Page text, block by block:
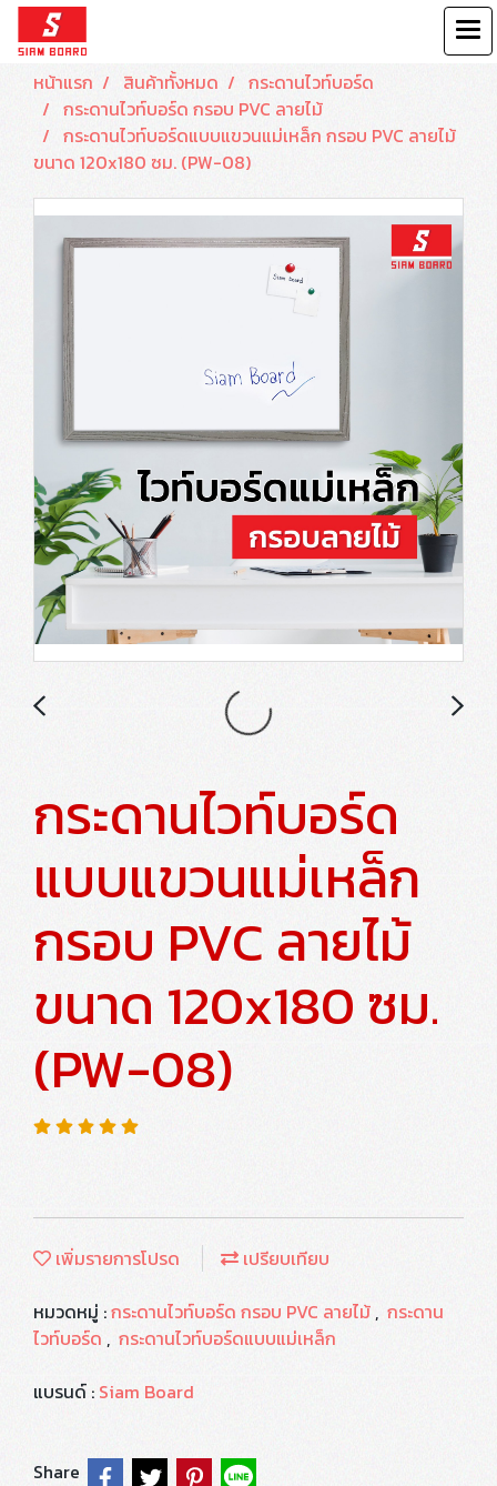
หน้าแรก สินค้าทั้งหมด
กระดานไวท์บอร์ด
กระดานไวท์บอร์ด กรอบ PVC ลายไม้
กระดานไวท์บอร์ดแบบแขวนแม่เหล็ก กรอบ PVC ลายไม้
ขนาด 120x180 ซม. (PW-08)
กระดานไวท์บอร์ด
แบบแขวนแม่เหล็ก
กรอบ PVC ลายไม้
ขนาด 120x180 ซม.
(PW-08)
เพิ่มรายการโปรด
เปรียบเทียบ
หมวดหมู่ :กระดานไวท์บอร์ด กรอบ PVC ลายไม้ , กระดาน
ไวท์บอร์ด , กระดานไวท์บอร์ดแบบแม่เหล็ก
แบรนด์ : Siam Board
Share